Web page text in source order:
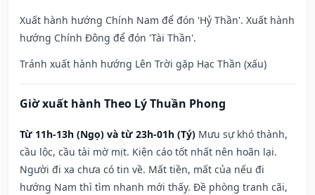
Xuất hành hướng Chính Nam để đón 'Hỷ Thần'. Xuất hành
hướng Chính Đông để đón 'Tài Thần'.
Tránh xuất hành hướng Lên Trời gặp Hạc Thần (xấu)
Giờ xuất hành Theo Lý Thuần Phong
Từ 11h-13h (Ngọ) và từ 23h-01h (Tý) Mưu sự khó thành,
cầu lộc, cầu tài mờ mịt. Kiện cáo tốt nhất nên hoãn lại.
Người đi xa chưa có tin về. Mất tiền, mất của nếu đi
hướng Nam thì tìm nhanh mới thấy. Đề phòng tranh cãi,